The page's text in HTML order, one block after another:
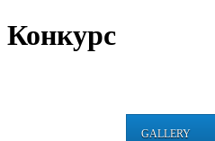
Конкурс
GALLERY